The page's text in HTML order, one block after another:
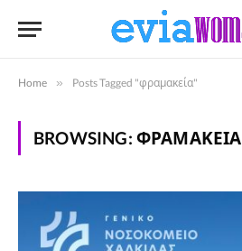
Home » Posts Tagged "φραμακεία"
BROWSING: ΦΡΑΜΑΚΕΊΑ